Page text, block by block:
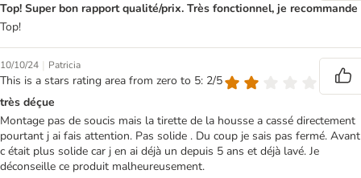
Top! Super bon rapport qualité/prix. Très fonctionnel, je recommande
Top!
10/10/24 | Patricia
This is a stars rating area from zero to 5: 2/5
très déçue
Montage pas de soucis mais la tirette de la housse a cassé directement
pourtant j ai fais attention. Pas solide . Du coup je sais pas fermé. Avant
c était plus solide car j en ai déjà un depuis 5 ans et déjà lavé. Je
déconseille ce produit malheureusement.